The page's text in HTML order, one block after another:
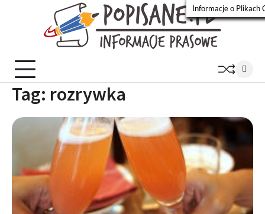
Tag: rozrywka
Informacje o Plikach